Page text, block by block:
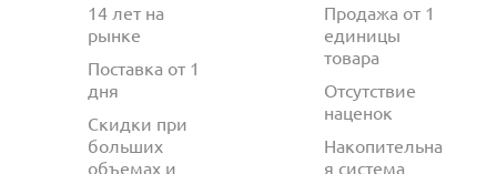
14 лет на
рынке
Поставка от 1
дня
Скидки при
больших
объемах и
Продажа от 1
единицы
товара
Отсутствие
наценок
Накопительна
я система